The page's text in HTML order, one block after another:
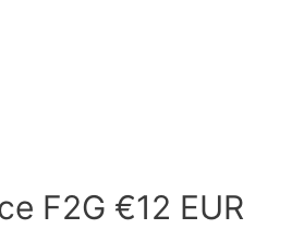
F2G €12 EUR